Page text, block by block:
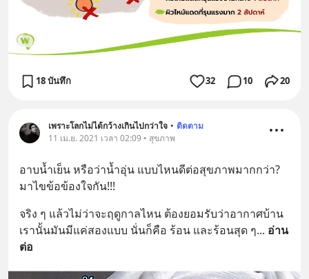
18 บันทึก 32 10 20
เพราะโลกไม่ได้กว้างเกินไปกว่าใจ • ติดตาม
11 เม.ย. 2021 เวลา 02:09 • สุขภาพ
อาบน้ำเย็น หรือว่าน้ำอุ่น แบบไหนดีต่อสุขภาพมากกว่า?
มาไขข้อข้องใจกัน!!!
จริง ๆ แล้วไม่ว่าจะฤดูกาลไหน ต้องยอมรับว่าอากาศบ้าน
เรานั้นมันมีแค่สองแบบ นั่นก็คือ ร้อน และร้อนสุด ๆ... อ่าน
ต่อ